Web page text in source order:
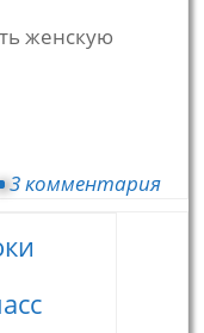
женскую
3 комментария